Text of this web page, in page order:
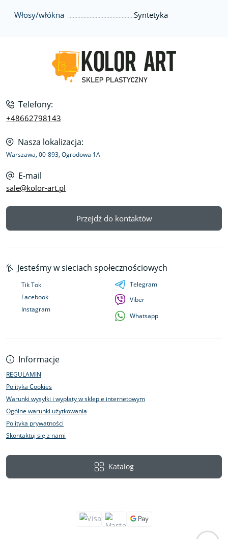
Włosy/włókna Syntetyka
Telefony:
+48662798143
Nasza lokalizacja:
Warszawa, 00-893, Ogrodowa 1A
E-mail
sale@kolor-art.pl
Przejdź do kontaktów
Informacje
REGULAMIN
Polityka Cookies
Warunki wysyłki i wypłaty w sklepie internetowym
Ogólne warunki użytkowania
Polityka prywatności
Skontaktuj się z nami
Katalog
Jesteśmy w sieciach społecznościowych
Tik Tok
Facebook
Instagram
Telegram
Viber
Whatsapp